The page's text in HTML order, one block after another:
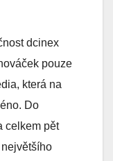
dcinex
pouze
která na
Do
celkem pět